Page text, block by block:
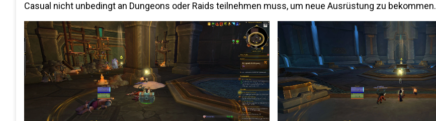
Casual nicht unbedingt an Dungeons oder Raids teilnehmen muss, um neue Ausrüstung zu bekommen.